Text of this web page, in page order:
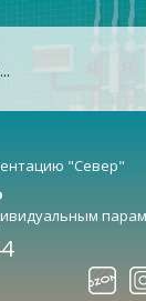
"Север"